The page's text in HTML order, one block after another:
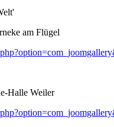
am Flügel
Halle Weiler